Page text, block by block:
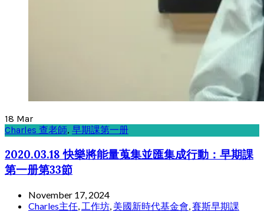
18 Mar
Charles 查老師, 早期課第一册
2020.03.18 快樂將能量蒐集並匯集成行動：早期課
第一册第33節
November 17, 2024
Charles主任, 工作坊, 美國新時代基金會,賽斯早期課